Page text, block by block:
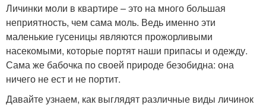
Личинки моли в квартире – это на много большая
неприятность, чем сама моль. Ведь именно эти
маленькие гусеницы являются прожорливыми
насекомыми, которые портят наши припасы и одежду.
Сама же бабочка по своей природе безобидна: она
ничего не ест и не портит.
Давайте узнаем, как выглядят различные виды личинок